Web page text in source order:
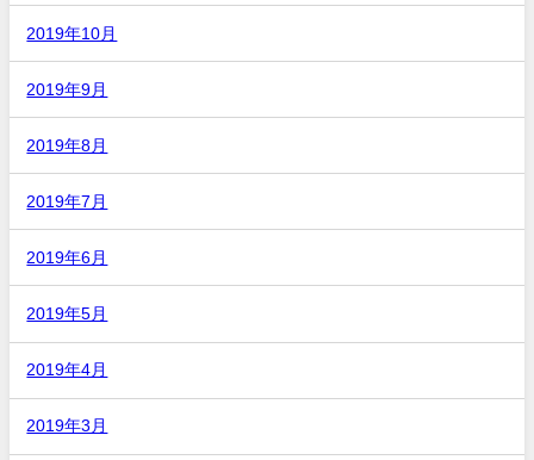
2019年10月
2019年9月
2019年8月
2019年7月
2019年6月
2019年5月
2019年4月
2019年3月